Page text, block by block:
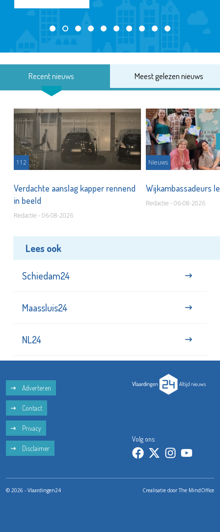
Recent nieuws Meest gelezen nieuws
112
Verdachte aanslag kapper rennend
in beeld
Redactie - 06-08-2026
Nieuws
Wijkambassadeurs
Redactie - 06-08-2026
Lees ook
Schiedam24
Maassluis24
NL24
Adverteren
Contact
Privacy
Disclaimer
Volg ons:
© 2026 - Vlaardingen24 Crealisatie doorThe MindOffice